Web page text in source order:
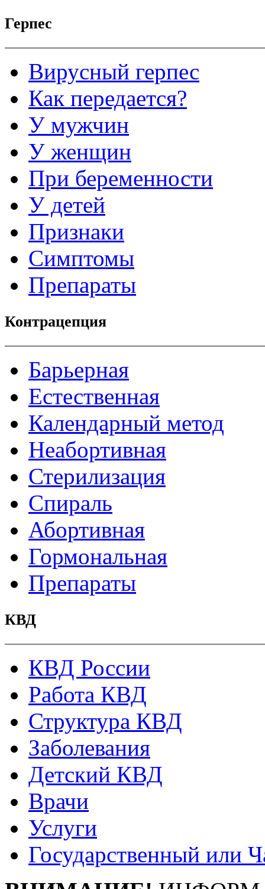
Герпес
Вирусный герпес
Как передается?
У мужчин
У женщин
При беременности
У детей
Признаки
Симптомы
Препараты
Контрацепция
Барьерная
Естественная
Календарный метод
Неабортивная
Стерилизация
Спираль
Абортивная
Гормональная
Препараты
КВД
КВД России
Работа КВД
Структура КВД
Заболевания
Детский КВД
Врачи
Услуги
Государственный или